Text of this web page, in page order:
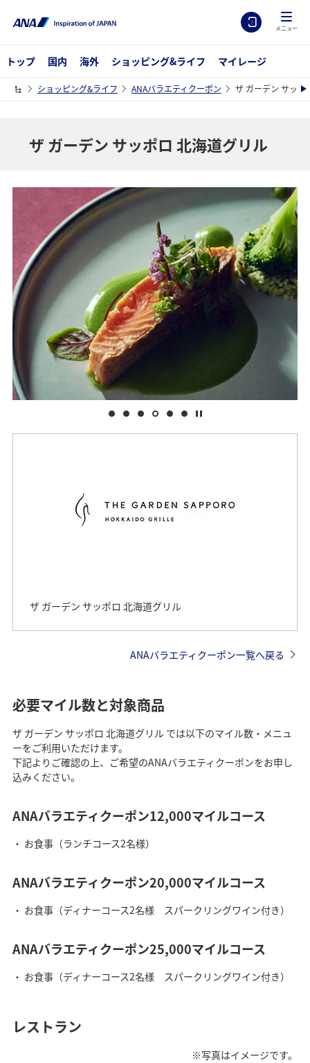
メニュー
トップ 国内 海外 ショッピング&ライフ マイレージ
ショッピング&ライフ ANAバラエティクーポン ザ ガーデン サッポ
ザ ガーデン サッポロ 北海道グリル
ザ ガーデン サッポロ 北海道グリル
ANAバラエティクーポン一覧へ戻る
必要マイル数と対象商品
ザ ガーデン サッポロ 北海道グリル では以下のマイル数・メニュ
ーをご利用いただけます。
下記よりご確認の上、ご希望のANAバラエティクーポンをお申し
込みください。
ANAバラエティクーポン12,000マイルコース
お食事（ランチコース2名様）
ANAバラエティクーポン20,000マイルコース
お食事（ディナーコース2名様 スパークリングワイン付き）
ANAバラエティクーポン25,000マイルコース
お食事（ディナーコース2名様 スパークリングワイン付き）
レストラン
※写真はイメージです。